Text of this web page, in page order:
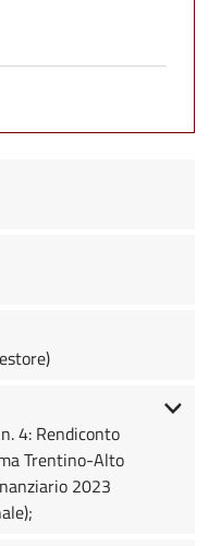
4: Rendiconto
Trentino-Alto
2023